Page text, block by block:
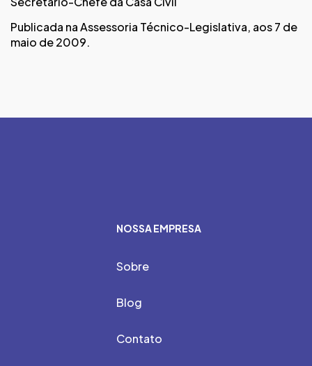
Publicada na Assessoria Técnico-Legislativa, aos 7 de
maio de 2009.
NOSSA EMPRESA
Sobre
Blog
Contato